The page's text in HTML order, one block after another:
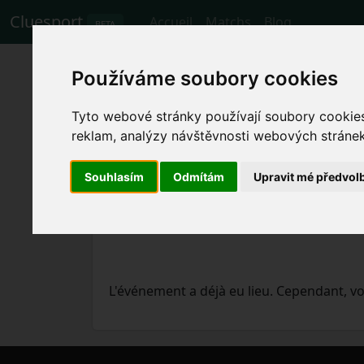
Používáme soubory cookies
Tyto webové stránky používají soubory
reklam, analýzy návštěvnosti webových
Souhlasím Odmítám Upravit mé
Cluesport BETA Accueil Matchs Blog
Les meilleurs
football Sporting
L'événement a déjà eu lieu. Cependant,